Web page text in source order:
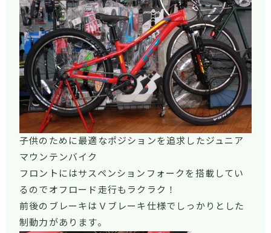
子供のために最適なポジションを追求したジュニア
マウンテンバイク
フロントにはサスペンションフォークを搭載してい
るのでオフロード走行もラクラク！
前後のブレーキはＶブレーキ仕様でしっかりとした
制動力があります。